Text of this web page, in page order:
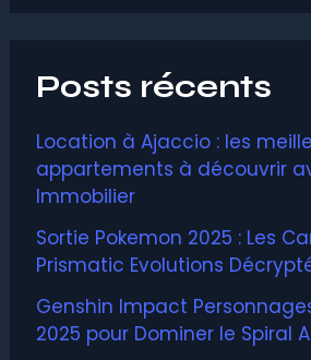
Posts récents
Location à Ajaccio : les
appartements à découvrir
Immobilier
Sortie Pokemon 2025 : Les
Prismatic Evolutions
Genshin Impact
2025 pour Dominer le Spiral